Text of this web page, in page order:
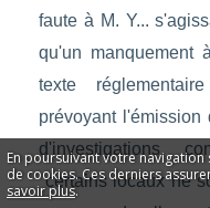
En poursuivant votre
de cookies. Ces derniers
savoir plus.
faute à M. Y...
qu'un manquement
texte
prévoyant l'émission
d'investigations
"certains locaux ne